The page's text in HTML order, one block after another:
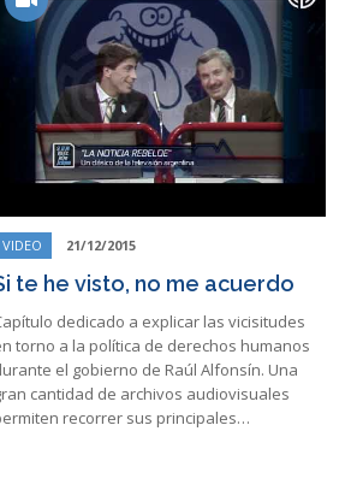
VIDEO 21/12/2015
te he visto, no me acuerdo
dedicado a explicar las vicisitudes
torno a la política de derechos humanos
el gobierno de Raúl Alfonsín. Una
cantidad de archivos audiovisuales
recorrer sus principales…